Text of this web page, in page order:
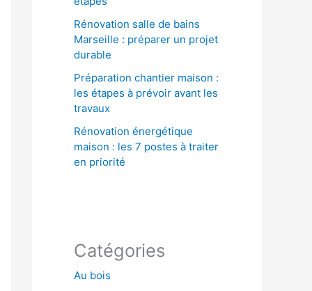
Rénovation salle de bains
Marseille : préparer un projet
durable
Préparation chantier maison :
les étapes à prévoir avant les
travaux
Rénovation énergétique
maison : les 7 postes à traiter
en priorité
Catégories
Au bois